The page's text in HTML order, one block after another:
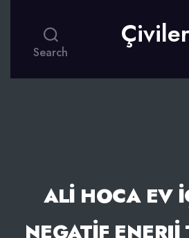
Search
Çiviler
ALI HOCA EV
NEGATIF